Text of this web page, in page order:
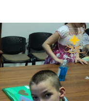
Наші напрямки
Наш покровитель
Контакти
Проекти